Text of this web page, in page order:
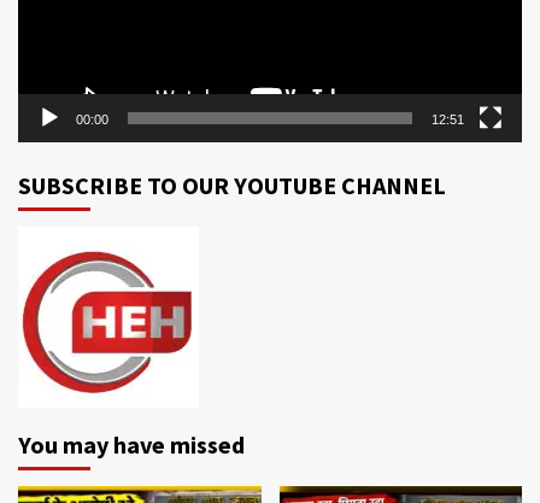
00:00 12:51
SUBSCRIBE TO OUR YOUTUBE CHANNEL
You may have missed